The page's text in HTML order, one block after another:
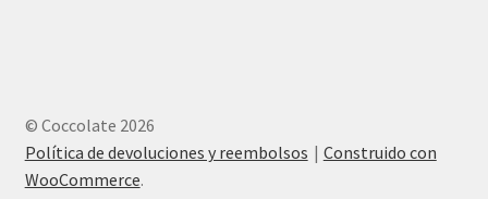
© Coccolate 2026
Política de devoluciones y reembolsos
Construido con
WooCommerce.